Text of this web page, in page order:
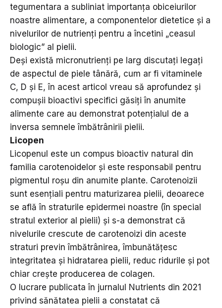
tegumentara a subliniat importanța obiceiurilor
noastre alimentare, a componentelor dietetice și a
nivelurilor de nutrienți pentru a încetini „ceasul
biologic” al pielii.
Deși există micronutrienți pe larg discutați legați
de aspectul de piele tânără, cum ar fi vitaminele
C, D și E, în acest articol vreau să aprofundez și
compușii bioactivi specifici găsiți în anumite
alimente care au demonstrat potențialul de a
inversa semnele îmbătrânirii pielii.
Licopen
Licopenul este un compus bioactiv natural din
familia carotenoidelor și este responsabil pentru
pigmentul roșu din anumite plante. Carotenoizii
sunt esențiali pentru maturizarea pielii, deoarece
se află în straturile epidermei noastre (în special
stratul exterior al pielii) și s-a demonstrat că
nivelurile crescute de carotenoizi din aceste
straturi previn îmbătrânirea, îmbunătățesc
integritatea și hidratarea pielii, reduc ridurile și pot
chiar crește producerea de colagen.
O lucrare publicata în jurnalul Nutrients din 2021
privind sănătatea pielii a constatat că